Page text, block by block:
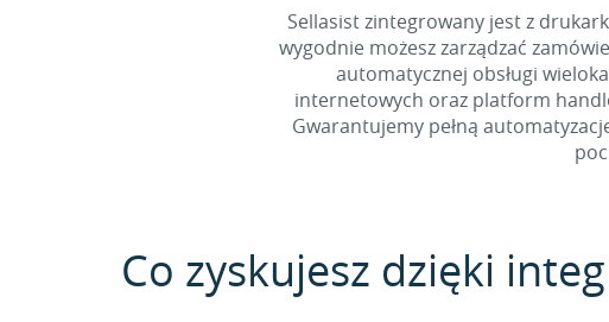
Sellasist zintegrowany jest z
wygodnie możesz zarządzać
automatycznej obsługi
internetowych oraz platform
Gwarantujemy pełną
Co zyskujesz dzięki